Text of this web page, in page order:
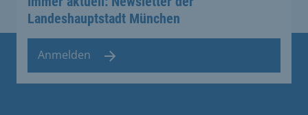
Landeshauptstadt München
Anmelden